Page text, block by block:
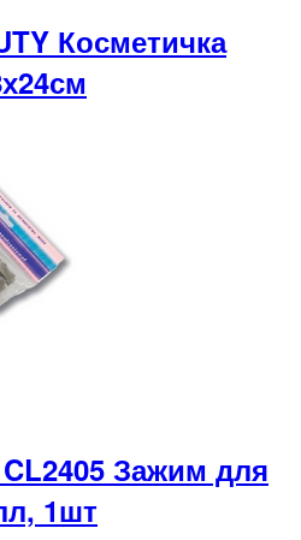
Косметичка
Зажим для
1шт